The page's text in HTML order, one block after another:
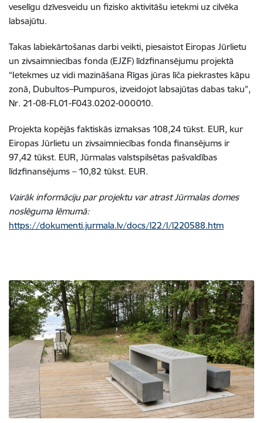
veselīgu dzīvesveidu un fizisko aktivitāšu ietekmi uz cilvēka
labsajūtu.
Takas labiekārtošanas darbi veikti, piesaistot Eiropas Jūrlietu
un zivsaimniecības fonda (EJZF) līdzfinansējumu projektā
“Ietekmes uz vidi mazināšana Rīgas jūras līča piekrastes kāpu
zonā, Dubultos–Pumpuros, izveidojot labsajūtas dabas taku”,
Nr. 21-08-FL01-F043.0202-000010.
Projekta kopējās faktiskās izmaksas 108,24 tūkst. EUR, kur
Eiropas Jūrlietu un zivsaimniecības fonda finansējums ir
97,42 tūkst. EUR, Jūrmalas valstspilsētas pašvaldības
līdzfinansējums – 10,82 tūkst. EUR.
Vairāk informāciju par projektu var atrast Jūrmalas domes
noslēguma lēmumā:
https://dokumenti.jurmala.lv/docs/l22/l/l220588.htm